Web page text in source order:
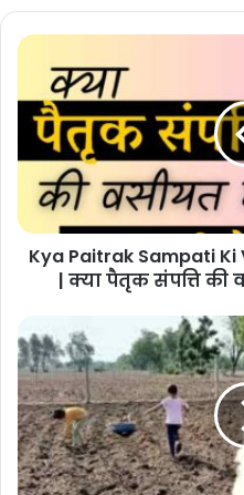
Kya Paitrak Sampati
| क्या पैतृक संपत्ति की